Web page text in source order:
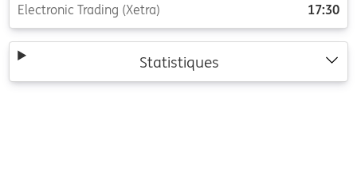
Electronic Trading (Xetra)
17:30
Statistiques